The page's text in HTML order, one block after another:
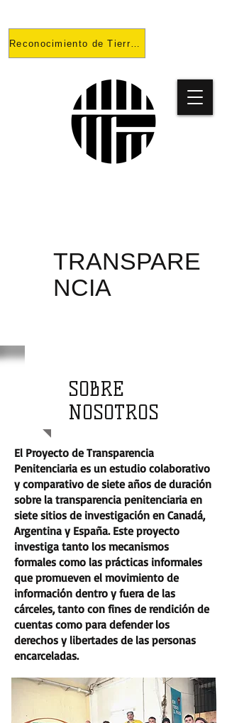
Reconocimiento de Tierras
TRANSPARE
NCIA
SOBRE
NOSOTROS
El Proyecto de Transparencia
Penitenciaria es un estudio colaborativo
y comparativo de siete años de duración
sobre la transparencia penitenciaria en
siete sitios de investigación en Canadá,
Argentina y España. Este proyecto
investiga tanto los mecanismos
formales como las prácticas informales
que promueven el movimiento de
información dentro y fuera de las
cárceles, tanto con fines de rendición de
cuentas como para defender los
derechos y libertades de las personas
encarceladas.